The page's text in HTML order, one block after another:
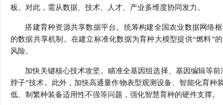
板。对此，需从数据、技术、人才、产业多维度协同发力。
搭建育种资源共享数据平台。统筹构建全国农业数据网络
的数据共享机制。在建立标准化数据为育种大模型提供“燃料”
风险。
加快关键核心技术攻坚。瞄准全基因组选择、基因编辑等
脖子”技术。此外，加快高通量作物表型观测设备、智能化育
低、制繁种装备适用性不强等问题，强化智慧育种的硬件支撑。